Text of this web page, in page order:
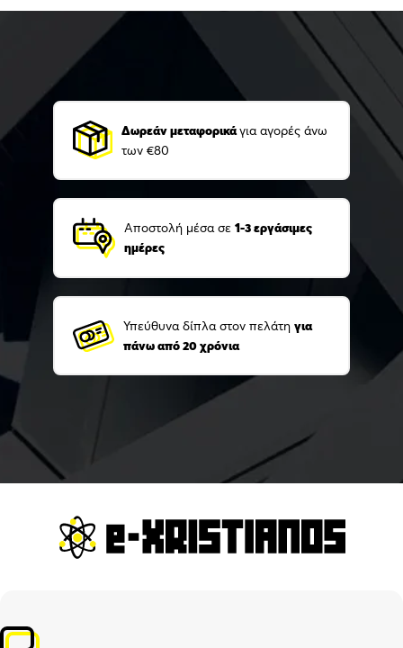
Δωρεάν μεταφορικάγια αγορές άνω
των €80
Αποστολή μέσα σε 1-3 εργάσιμες
ημέρες
Υπεύθυνα δίπλα στον πελάτη για
πάνω από 20 χρόνια